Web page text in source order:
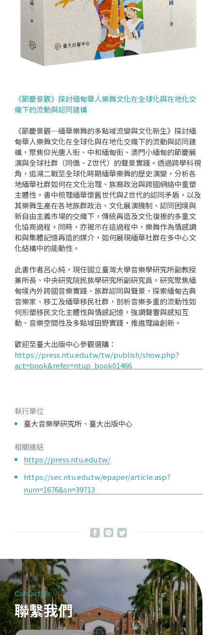
《節慶景觀》探討緬甸華人樂舞文化在全球化與在地化交
織下的流動與認同建構
《節慶景觀─緬華樂舞的多點域流變與文化新生》探討緬
甸華人樂舞文化在全球化與在地化交織下的流動與認同建
構，聚焦仰光唐人街、中和緬甸街、澳門小緬甸的節慶展
演與全球社群（同僑、Z世代）的聲景實踐。透過跨學科視
角，追溯二戰至全球化時期緬華樂舞的歷史演變，分析各
地緬華社群如何在文化治理、族裔政治與跨國網絡中重塑
主體性。書中梳理緬華懷舊世代與Z世代的認同矛盾，以及
其樂舞生產在各地族群政治、文化展演機制、認同困境與
新自由主義市場的交織下，傳統再造及文化復振的多重文
化協商過程。同時，亦揭示在這過程中，樂舞作為情感調
和與集體記憶再造的媒介，如何展現緬華社群在多中心文
化結構中的能動性。
此書作者呂心純，現任國立臺灣大學音樂學研究所副教授
兼所長、中央研究院民族學研究所副研究員。研究聚焦緬
甸境內外跨國音樂實踐、族群認同與聲景，探索緬甸古典
音樂家、移工及緬華移民社群，剖析音樂多重的流動性如
何形塑移民文化主體性與情感記憶，強調聲響與感知互
動、音樂空間性及多點域田野實踐，推進理論創新。
歡迎至臺大出版中心參觀選購：
https://press.ntu.edu.tw/tw/publish/show.php?
act=book&refer=ntup_book01466
執行單位
臺大音樂學研究所、臺大出版中心
相關連結
https://press.ntu.edu.tw/
https://sec.ntu.edu.tw/epaper/article.asp?
num=1676&sn=39713
Contact Us
聯繫我們